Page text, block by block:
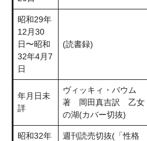
昭和29年
12月30
日〜昭和
32年4月7
日
(読書録)
年月日未
詳
ヴィッキィ・バウム
著 岡田真吉訳 乙女
の湖(カバー切抜)
昭和32年
週刊読売切抜(「性格